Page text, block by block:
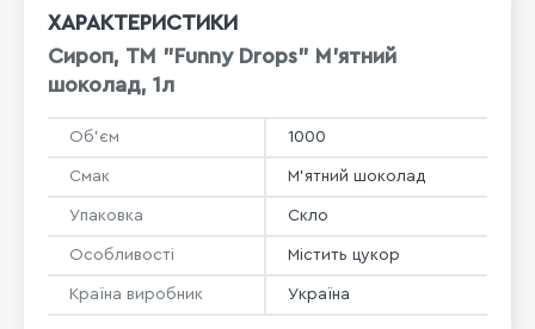
ХАРАКТЕРИСТИКИ
Сироп, ТМ "Funny Drops" М'ятний
шоколад, 1л
Об'єм 1000
Смак М'ятний шоколад
Упаковка Скло
Особливості Містить цукор
Країна виробник Україна